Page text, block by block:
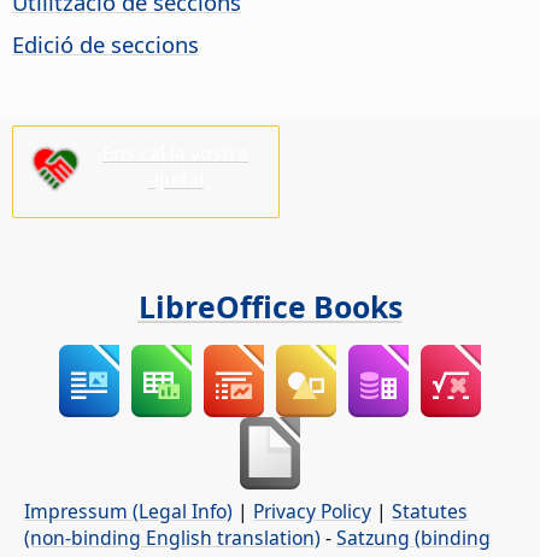
Edició de seccions
LibreOffice Books
Impressum (Legal Info) | Privacy Policy | Statutes
(non-binding English translation) -Satzung (binding